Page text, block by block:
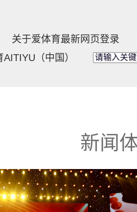
关于爱体育最新网页登录
（中国）